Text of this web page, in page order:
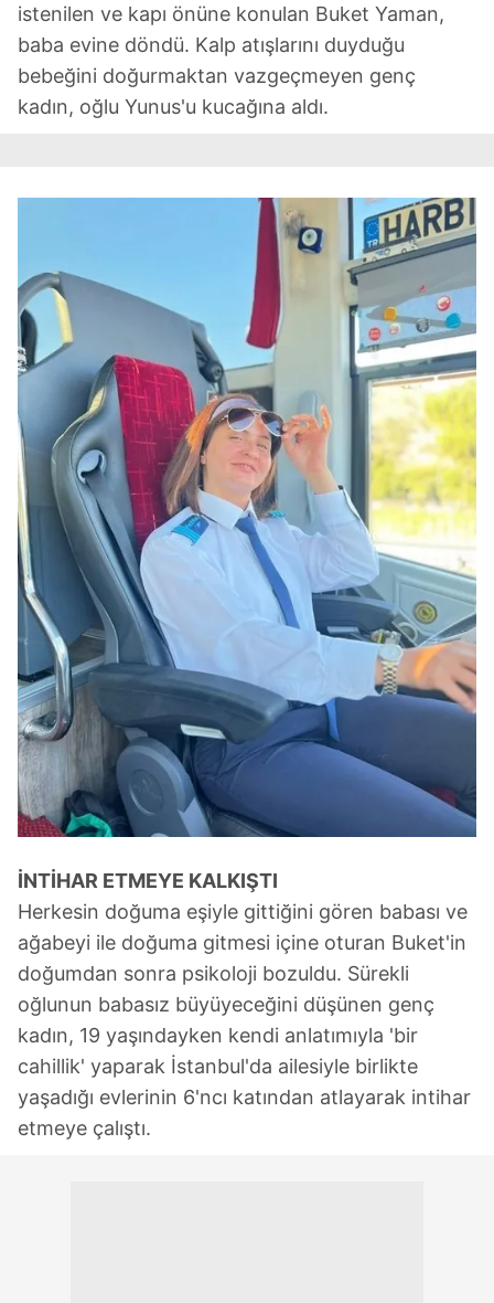
istenilen ve kapı önüne konulan Buket Yaman,
baba evine döndü. Kalp atışlarını duyduğu
bebeğini doğurmaktan vazgeçmeyen genç
kadın, oğlu Yunus'u kucağına aldı.
İNTİHAR ETMEYE KALKIŞTI
Herkesin doğuma eşiyle gittiğini gören babası ve
ağabeyi ile doğuma gitmesi içine oturan Buket'in
doğumdan sonra psikoloji bozuldu. Sürekli
oğlunun babasız büyüyeceğini düşünen genç
kadın, 19 yaşındayken kendi anlatımıyla 'bir
cahillik' yaparak İstanbul'da ailesiyle birlikte
yaşadığı evlerinin 6'ncı katından atlayarak intihar
etmeye çalıştı.